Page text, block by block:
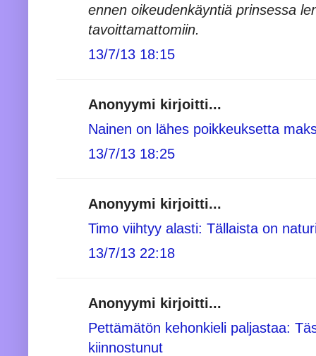
ennen oikeudenkäyntiä prinsessa
tavoittamattomiin.
13/7/13 18:15
Anonyymi kirjoitti...
Nainen on lähes poikkeuksetta
13/7/13 18:25
Anonyymi kirjoitti...
Timo viihtyy alasti: Tällaista on
13/7/13 22:18
Anonyymi kirjoitti...
Pettämätön kehonkieli paljastaa:
kiinnostunut